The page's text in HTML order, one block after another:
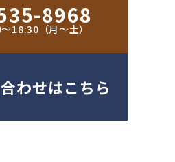
8968
18:30（月〜土）
わせはこちら